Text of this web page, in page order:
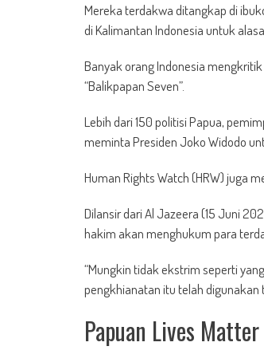
Mereka terdakwa ditangkap di
di Kalimantan Indonesia untuk
Banyak orang Indonesia
“Balikpapan Seven”.
Lebih dari 150 politisi Papua,
meminta Presiden Joko Widodo
Human Rights Watch (HRW) juga
Dilansir dari Al Jazeera (15 Juni
hakim akan menghukum para
“Mungkin tidak ekstrim seperti
pengkhianatan itu telah digunakan
Papuan Lives Matter